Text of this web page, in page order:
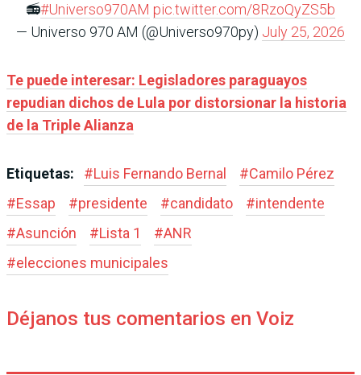
📻#Universo970AM pic.twitter.com/8RzoQyZS5b
— Universo 970 AM (@Universo970py) July 25, 2026
Te puede interesar: Legisladores paraguayos
repudian dichos de Lula por distorsionar la historia
de la Triple Alianza
Etiquetas: #Luis Fernando Bernal #Camilo Pérez
#Essap #presidente #candidato #intendente
#Asunción #Lista 1 #ANR
#elecciones municipales
Déjanos tus comentarios en Voiz